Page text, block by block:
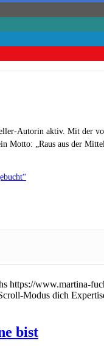
Autorin aktiv. Mit der
Motto: „Raus aus der
https://www.martina-
Modus dich
bist